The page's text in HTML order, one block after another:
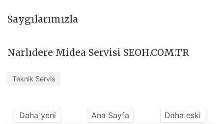
Saygılarımızla
Narlıdere Midea Servisi SEOH.COM.TR
Teknik Servis
Daha yeni Ana Sayfa Daha eski